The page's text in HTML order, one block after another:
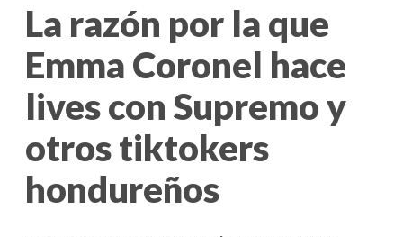
La razón por la que
Emma Coronel hace
lives con Supremo y
otros tiktokers
hondureños